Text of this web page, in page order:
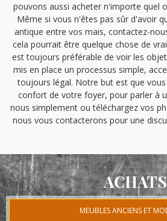
pouvons aussi acheter n'importe quel
Même si vous n'êtes pas sûr d'avoir
antique entre vos mais, contactez-
cela pourrait être quelque chose de
est toujours préférable de voir les
mis en place un processus simple,
toujours légal. Notre but est que
confort de votre foyer, pour parler à
nous simplement ou téléchargez vos
nous vous contacterons pour une
ACHATS
MEUBLES ANCIENS ET